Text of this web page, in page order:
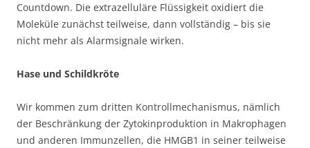
Countdown. Die extrazelluläre Flüssigkeit oxidiert die
Moleküle zunächst teilweise, dann vollständig – bis sie
nicht mehr als Alarmsignale wirken.
Hase und Schildkröte
Wir kommen zum dritten Kontrollmechanismus, nämlich
der Beschränkung der Zytokinproduktion in Makrophagen
und anderen Immunzellen, die HMGB1 in seiner teilweise